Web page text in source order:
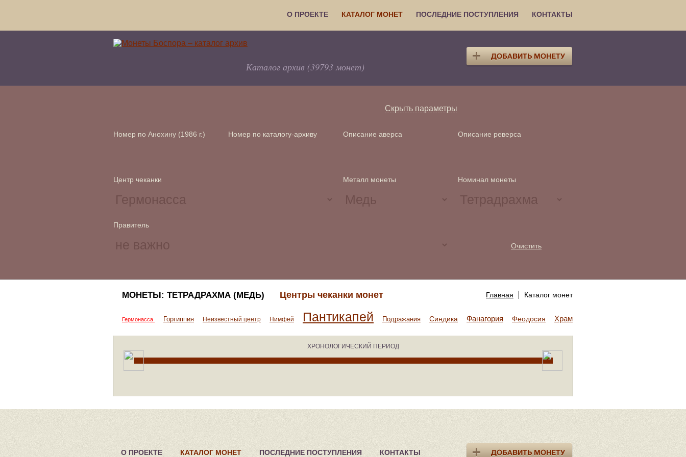
О ПРОЕКТЕ КАТАЛОГ МОНЕТ ПОСЛЕДНИЕ ПОСТУПЛЕНИЯ КОНТАКТЫ
Каталог архив (39793 монет)
Скрыть параметры
Номер по Анохину (1986 г.) Номер по каталогу-архиву Описание аверса Описание реверса
Центр чеканки Металл монеты Номинал монеты
Правитель
Очистить
Главная Каталог монет
МОНЕТЫ: ТЕТРАДРАХМА (МЕДЬ) Центры чеканки монет
Гермонасса Горгиппия Неизвестный центр Нимфей Пантикапей Подражания Синдика Фанагория Феодосия Храм Аполлона
ХРОНОЛОГИЧЕСКИЙ ПЕРИОД
О ПРОЕКТЕ КАТАЛОГ МОНЕТ ПОСЛЕДНИЕ ПОСТУПЛЕНИЯ КОНТАКТЫ